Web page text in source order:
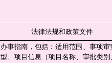
法律法规和政策文件
办事指南，包括：适用范围、事项审
型、项目信息（项目名称、审批类别